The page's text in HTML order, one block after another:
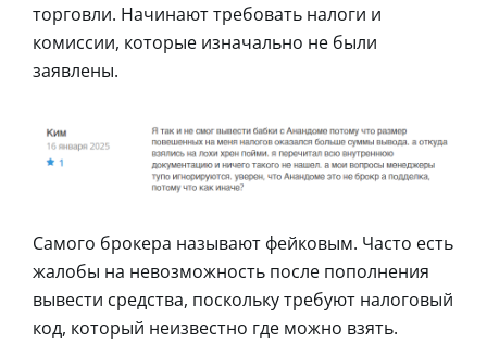
торговли. Начинают требовать налоги и
комиссии, которые изначально не были
заявлены.
Самого брокера называют фейковым. Часто есть
жалобы на невозможность после пополнения
вывести средства, поскольку требуют налоговый
код, который неизвестно где можно взять.